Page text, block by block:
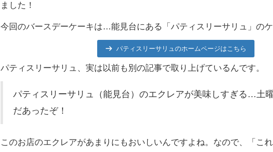
ました！
今回のバースデーケーキは…能見台にある「パティスリーサリュ」のケ
パティスリーサリュのホームページはこちら
パティスリーサリュ、実は以前も別の記事で取り上げているんです。
パティスリーサリュ（能見台）のエクレアが美味しすぎる…土
だあったぞ！
このお店のエクレアがあまりにもおいしいんですよね。なので、「こ